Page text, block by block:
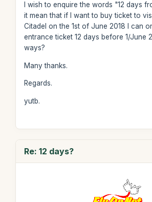
I wish to enquire the words "12 days
it mean that if I want to buy ticket to
Citadel on the 1st of June 2018 I can
entrance ticket 12 days before 1/June
ways?
Many thanks.
Regards.
yutb.
Re: 12 days?